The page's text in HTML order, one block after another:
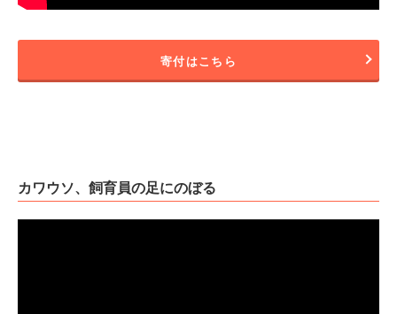
寄付はこちら
カワウソ、飼育員の足にのぼる